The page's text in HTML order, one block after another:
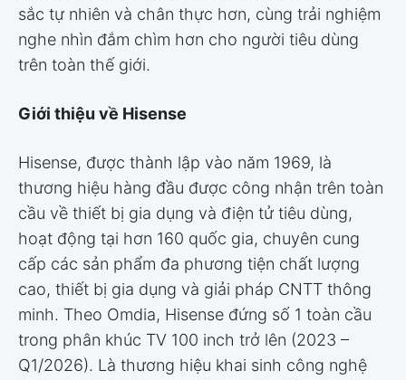
sắc tự nhiên và chân thực hơn, cùng trải nghiệm
nghe nhìn đắm chìm hơn cho người tiêu dùng
trên toàn thế giới.
Giới thiệu về Hisense
Hisense, được thành lập vào năm 1969, là
thương hiệu hàng đầu được công nhận trên toàn
cầu về thiết bị gia dụng và điện tử tiêu dùng,
hoạt động tại hơn 160 quốc gia, chuyên cung
cấp các sản phẩm đa phương tiện chất lượng
cao, thiết bị gia dụng và giải pháp CNTT thông
minh. Theo Omdia, Hisense đứng số 1 toàn cầu
trong phân khúc TV 100 inch trở lên (2023 –
Q1/2026). Là thương hiệu khai sinh công nghệ